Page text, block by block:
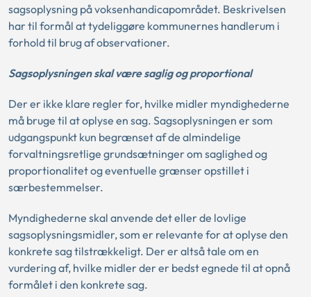
sagsoplysning på voksenhandicapområdet. Beskrivelsen
har til formål at tydeliggøre kommunernes handlerum i
forhold til brug af observationer.
Sagsoplysningen skal være saglig og proportional
Der er ikke klare regler for, hvilke midler myndighederne
må bruge til at oplyse en sag. Sagsoplysningen er som
udgangspunkt kun begrænset af de almindelige
forvaltningsretlige grundsætninger om saglighed og
proportionalitet og eventuelle grænser opstillet i
særbestemmelser.
Myndighederne skal anvende det eller de lovlige
sagsoplysningsmidler, som er relevante for at oplyse den
konkrete sag tilstrækkeligt. Der er altså tale om en
vurdering af, hvilke midler der er bedst egnede til at opnå
formålet i den konkrete sag.